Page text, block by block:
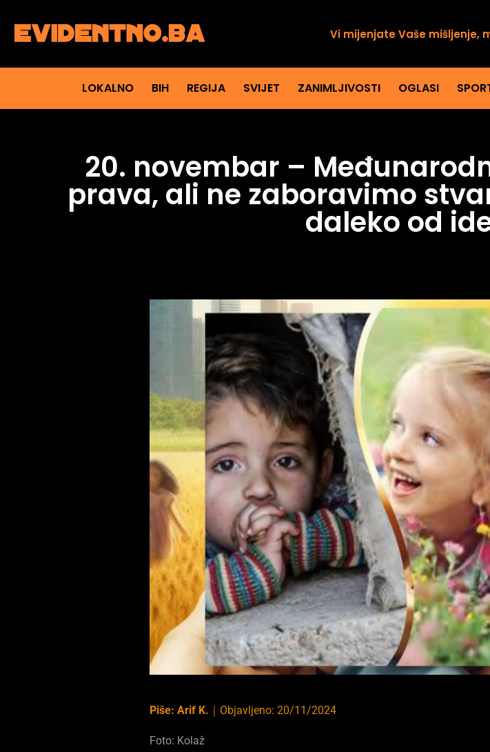
Vi mijenjate Vaše mišljenje,
LOKALNO BIH REGIJA SVIJET ZANIMLJIVOSTI OGLASI
20. novembar –
prava, ali ne zaboravimo
daleko od
Piše: Arif K. ｜ Objavljeno:20/11/2024
Foto: Kolaž